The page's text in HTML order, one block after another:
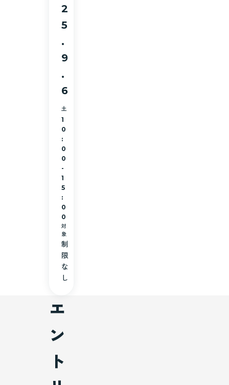
2
5
.
9
.
6
土
1
0
:
0
0
-
1
5
:
0
0
対
象
制
限
な
し
エ
ン
ト